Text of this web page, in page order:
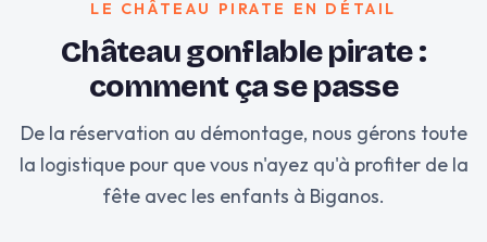
LE CHÂTEAU PIRATE EN DÉTAIL
Château gonflable pirate :
comment ça se passe
De la réservation au démontage, nous gérons toute
la logistique pour que vous n'ayez qu'à profiter de la
fête avec les enfants à Biganos.